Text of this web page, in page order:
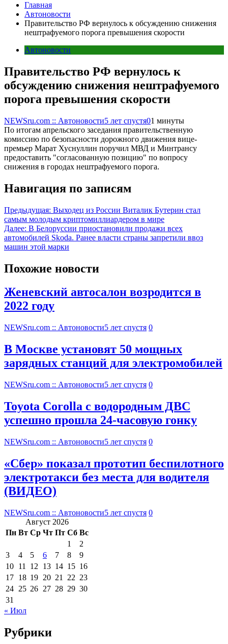
Главная
Автоновости
Правительство РФ вернулось к обсуждению снижения
нештрафуемого порога превышения скорости
Автоновости
Правительство РФ вернулось к
обсуждению снижения нештрафуемого
порога превышения скорости
NEWSru.com :: Автоновости5 лет спустя01 минуты
По итогам апрельского заседания правительственную
комиссию по безопасности дорожного движения вице-
премьер Марат Хуснуллин поручил МВД и Минтрансу
предоставить "согласованную позицию" по вопросу
снижения в городах нештрафуемого порога.
Навигация по записям
Предыдущая: Выходец из России Виталик Бутерин стал
самым молодым криптомиллиардером в мире
Далее: В Белоруссии приостановили продажи всех
автомобилей Skoda. Ранее власти страны запретили ввоз
машин этой марки
Похожие новости
Женевский автосалон возродится в
2022 году
NEWSru.com :: Автоновости5 лет спустя 0
В Москве установят 50 мощных
зарядных станций для электромобилей
NEWSru.com :: Автоновости5 лет спустя 0
Toyota Corolla с водородным ДВС
успешно прошла 24-часовую гонку
NEWSru.com :: Автоновости5 лет спустя 0
«Сбер» показал прототип беспилотного
электротакси без места для водителя
(ВИДЕО)
NEWSru.com :: Автоновости5 лет спустя 0
Август 2026
Пн Вт Ср Чт Пт Сб Вс
1
2
3
4 5 6 7 8
9
10 11 12 13 14 15 16
17 18 19 20 21 22 23
24 25 26 27 28 29 30
31
« Июл
Рубрики